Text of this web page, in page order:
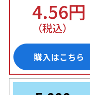
4.56円
（税込）
購入はこちら